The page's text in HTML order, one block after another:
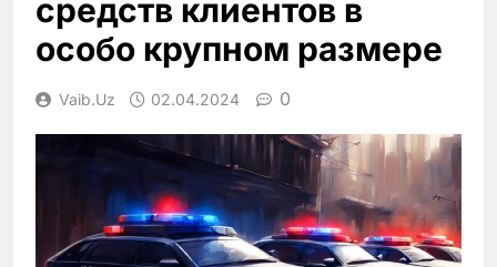
средств клиентов в
особо крупном размере
Vaib.uz 02.04.2024 0